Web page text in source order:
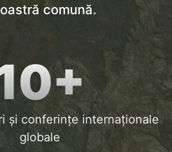
comună.
și conferințe internaționale
globale